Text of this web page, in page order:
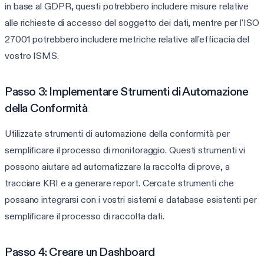
in base al GDPR, questi potrebbero includere misure relative
alle richieste di accesso del soggetto dei dati, mentre per l'ISO
27001 potrebbero includere metriche relative all'efficacia del
vostro ISMS.
Passo 3: Implementare Strumenti di Automazione
della Conformità
Utilizzate strumenti di automazione della conformità per
semplificare il processo di monitoraggio. Questi strumenti vi
possono aiutare ad automatizzare la raccolta di prove, a
tracciare KRI e a generare report. Cercate strumenti che
possano integrarsi con i vostri sistemi e database esistenti per
semplificare il processo di raccolta dati.
Passo 4: Creare un Dashboard